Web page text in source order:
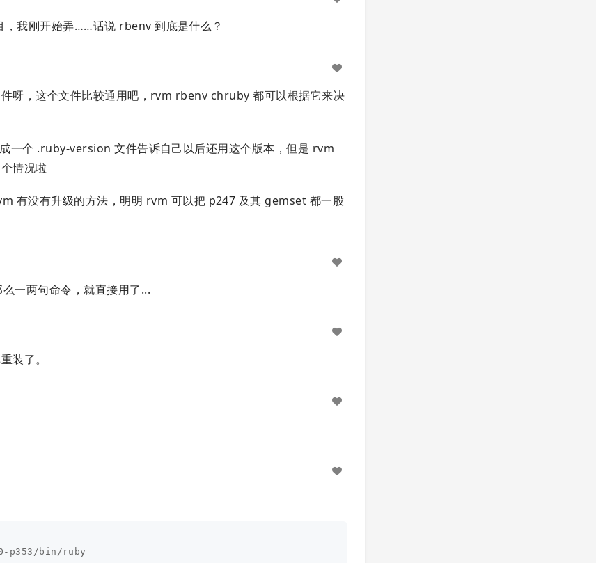
，我刚开始弄……话说 rbenv 到底是什么？
呀，这个文件比较通用吧，rvm rbenv chruby 都可以根据它来决
一个 .ruby-version 文件告诉自己以后还用这个版本，但是 rvm
情况啦
有没有升级的方法，明明 rvm 可以把 p247 及其 gemset 都一股
一两句命令，就直接用了...
装了。
p353/bin/ruby